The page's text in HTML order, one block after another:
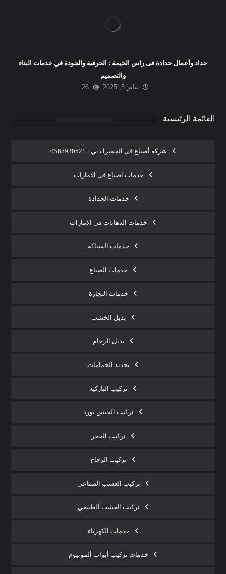
حداد وأعمال حدادة فى راس الخيمة : الحرفية والجودة في خدمات البناء
والتصميم
يناير 5, 2025
26
القائمة الرئيسية
شركة أصباغ في الجميرا دبي : 0565930521
خدمات اصباغ في الامارات
خدمات الحدادة
خدمات الدهانات في الامارات
خدمات السباكة
خدمات الصباغ
خدمات النجارة
بديل الخشب
بديل الرخام
تجديد الحمامات
تركيب الباركيه
تركيب الجبس بورد
تركيب الحجر
تركيب الزجاج
تركيب العشب الصناعي
تركيب العشب الطبيعي
خدمات الكهرباء
خدمات تركيب أبواب ألمونيوم